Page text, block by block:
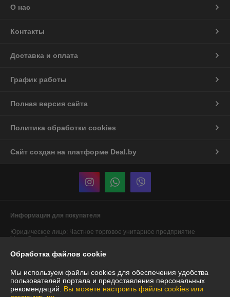
О нас
Контакты
Доставка и оплата
График работы
Полная версия сайта
Политика обработки cookies
Сайт создан на платформе Deal.by
Информация для покупателя
Юридическое лицо: Частное торговое унитарное предприятие
"АннаДекор"
УНП: 290487319
Регистрационный орган: Брестский областной исполнительный
Обработка файлов cookie
Мы используем файлы cookies для обеспечения удобства
пользователей портала и предоставления персональных
рекомендаций. Вы можете настроить файлы cookies или